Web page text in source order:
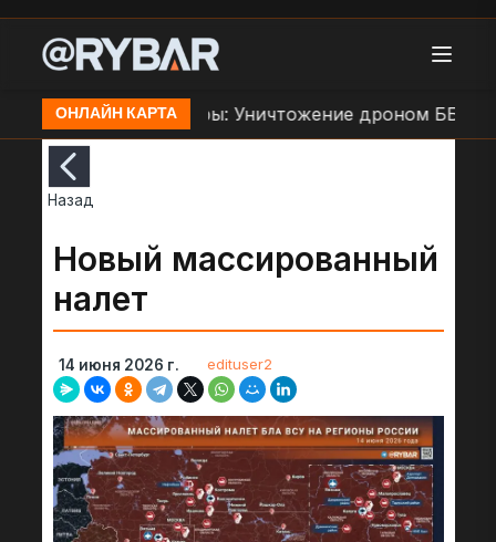
ОНЛАЙН КАРТА
в Орехове Кадры: Уничтожение дроном ББМ ВСУ
Назад
Новый массированный
налет
14 июня 2026 г. edituser2